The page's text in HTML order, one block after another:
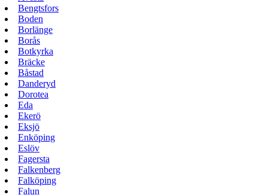
Bengtsfors
Boden
Borlänge
Borås
Botkyrka
Bräcke
Båstad
Danderyd
Dorotea
Eda
Ekerö
Eksjö
Enköping
Eslöv
Fagersta
Falkenberg
Falköping
Falun